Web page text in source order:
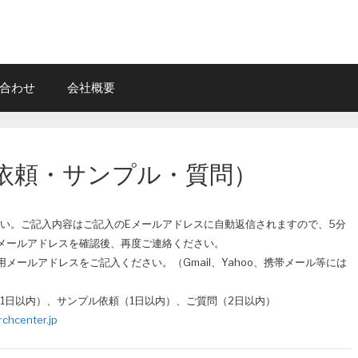
わせ 会社概要
・サンプル・質問）
。ご記入内容はご記入のEメールアドレスに自動返信されますので、5分
ルアドレスを確認後、再度ご連絡ください。
ールアドレスをご記入ください。（Gmail、Yahoo、携帯メール等には
以内）、サンプル依頼（1日以内）、ご質問（2日以内）